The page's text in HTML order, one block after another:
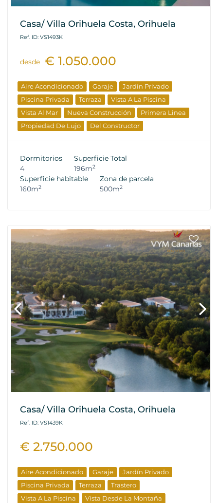
Casa/ Villa Orihuela Costa, Orihuela
Ref. ID: VS1493K
desde € 1.050.000
Aire Acondicionado Garaje
Jardín Privado
Piscina Privada
Terraza
Vista A La Piscina
Vista Al Mar
Nueva Construcción
Primera Linea
Propiedad De Lujo
Del Constructor
Dormitorios
4
Superficie Total
196m2
Superficie habitable
160m2
Zona de parcela
500m2
Casa/ Villa Orihuela Costa, Orihuela
Ref. ID: VS1439K
€ 2.750.000
Aire Acondicionado Garaje
Jardín Privado
Piscina Privada
Terraza
Trastero
Vista A La Piscina
Vista Desde La Montaña